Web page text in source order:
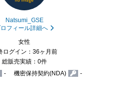
Natsumi_GSE
フィール詳細へ
女性
ログイン：36ヶ月前
総販売実績：0件
- 機密保持契約(NDA) -